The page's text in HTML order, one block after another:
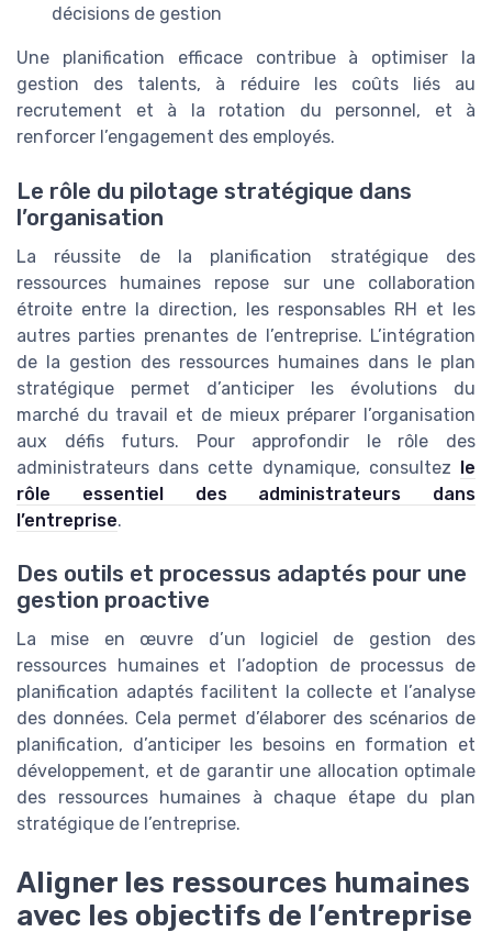
décisions de gestion
Une planification efficace contribue à optimiser la
gestion des talents, à réduire les coûts liés au
recrutement et à la rotation du personnel, et à
renforcer l’engagement des employés.
Le rôle du pilotage stratégique dans
l’organisation
La réussite de la planification stratégique des
ressources humaines repose sur une collaboration
étroite entre la direction, les responsables RH et les
autres parties prenantes de l’entreprise. L’intégration
de la gestion des ressources humaines dans le plan
stratégique permet d’anticiper les évolutions du
marché du travail et de mieux préparer l’organisation
aux défis futurs. Pour approfondir le rôle des
administrateurs dans cette dynamique, consultez le
rôle essentiel des administrateurs dans
l’entreprise.
Des outils et processus adaptés pour une
gestion proactive
La mise en œuvre d’un logiciel de gestion des
ressources humaines et l’adoption de processus de
planification adaptés facilitent la collecte et l’analyse
des données. Cela permet d’élaborer des scénarios de
planification, d’anticiper les besoins en formation et
développement, et de garantir une allocation optimale
des ressources humaines à chaque étape du plan
stratégique de l’entreprise.
Aligner les ressources humaines
avec les objectifs de l’entreprise